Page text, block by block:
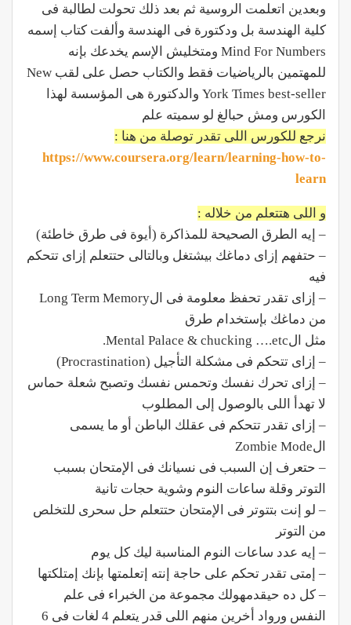
وبعدين اتعلمت الروسية ثم بعد ذلك تحولت لطالبة فى
كلية الهندسة بل ودكتورة فى الهندسة وألفت كتاب إسمه
Mind For Numbers ومتخليش الإسم يخدعك بإنه
للمهتمين بالرياضيات فقط والكتاب حصل على لقب New
York Times best-seller والدكتورة هى المؤسسة لهذا
الكورس ومش حبالغ لو سميته علم
نرجع للكورس اللى تقدر توصلة من هنا :
https://www.coursera.org/learn/learning-how-to-
learn
و اللى هتتعلم من خلاله :
– إيه الطرق الصحيحة للمذاكرة (أيوة فى طرق خاطئة)
– حتفهم إزاى دماغك بيشتغل وبالتالى حتتعلم إزاى تتحكم
فيه
– إزاى تقدر تحفظ معلومة فى الLong Term Memory
من دماغك بإستخدام طرق
مثل الMental Palace & chucking ….etc.
– إزاى تتحكم فى مشكلة التأجيل (Procrastination)
– إزاى تحرك نفسك وتحمس نفسك وتصبح شعلة حماس
لا تهدأ اللى بالوصول إلى المطلوب
– إزاى تقدر تتحكم فى عقلك الباطن أو ما يسمى
الZombie Mode
– حتعرف إن السبب فى نسيانك فى الإمتحان بسبب
التوتر وقلة ساعات النوم وشوية حجات تانية
– لو إنت بتتوتر فى الإمتحان حتتعلم حل سحرى للتخلص
من التوتر
– إيه عدد ساعات النوم المناسبة ليك كل يوم
– إمتى تقدر تحكم على حاجة إنته إتعلمتها بإنك إمتلكتها
– كل ده حيقدمهولك مجموعة من الخبراء فى علم
النفس ورواد أخرين منهم اللى قدر يتعلم 4 لغات فى 6